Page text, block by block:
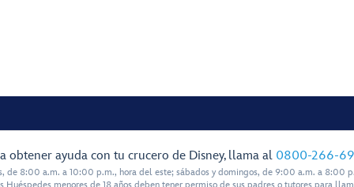
obtener ayuda con tu crucero de Disney, llama al 0800-266-
de 8:00 a.m. a 10:00 p.m., hora del este; sábados y domingos, de 9:00 a.m. a 8:00